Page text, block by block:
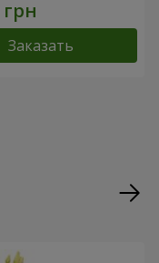
Заказать